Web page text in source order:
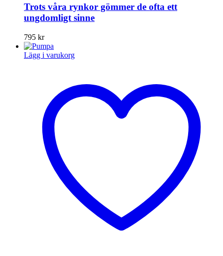
Trots våra rynkor gömmer de ofta ett
ungdomligt sinne
795 kr
Lägg i varukorg